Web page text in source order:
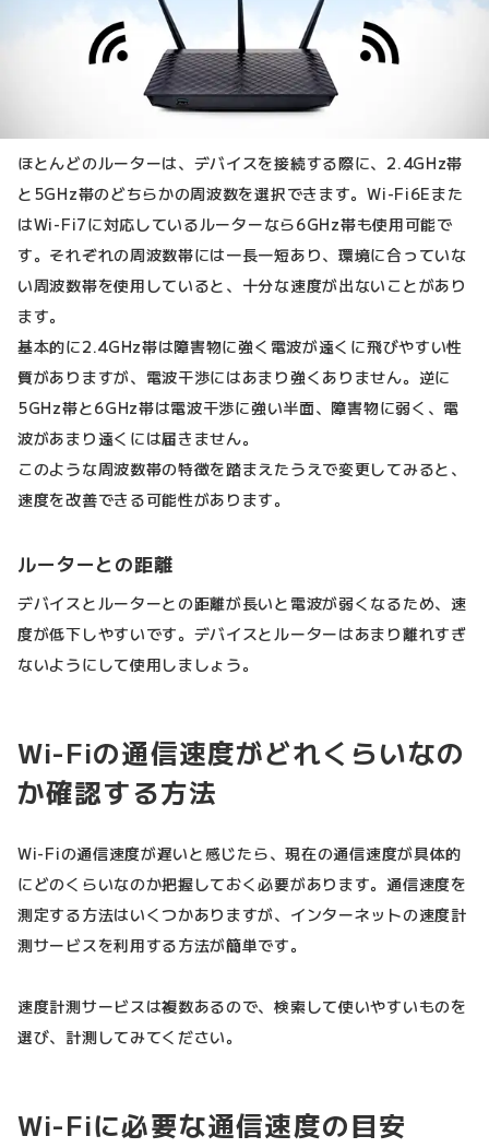
ほとんどのルーターは、デバイスを接続する際に、2.4GHz帯
と5GHz帯のどちらかの周波数を選択できます。Wi-Fi6Eまた
はWi-Fi7に対応しているルーターなら6GHz帯も使用可能で
す。それぞれの周波数帯には一長一短あり、環境に合っていな
い周波数帯を使用していると、十分な速度が出ないことがあり
ます。
基本的に2.4GHz帯は障害物に強く電波が遠くに飛びやすい性
質がありますが、電波干渉にはあまり強くありません。逆に
5GHz帯と6GHz帯は電波干渉に強い半面、障害物に弱く、電
波があまり遠くには届きません。
このような周波数帯の特徴を踏まえたうえで変更してみると、
速度を改善できる可能性があります。
ルーターとの距離
デバイスとルーターとの距離が長いと電波が弱くなるため、速
度が低下しやすいです。デバイスとルーターはあまり離れすぎ
ないようにして使用しましょう。
Wi-Fiの通信速度がどれくらいなの
か確認する方法
Wi-Fiの通信速度が遅いと感じたら、現在の通信速度が具体的
にどのくらいなのか把握しておく必要があります。通信速度を
測定する方法はいくつかありますが、インターネットの速度計
測サービスを利用する方法が簡単です。
速度計測サービスは複数あるので、検索して使いやすいものを
選び、計測してみてください。
Wi-Fiに必要な通信速度の目安